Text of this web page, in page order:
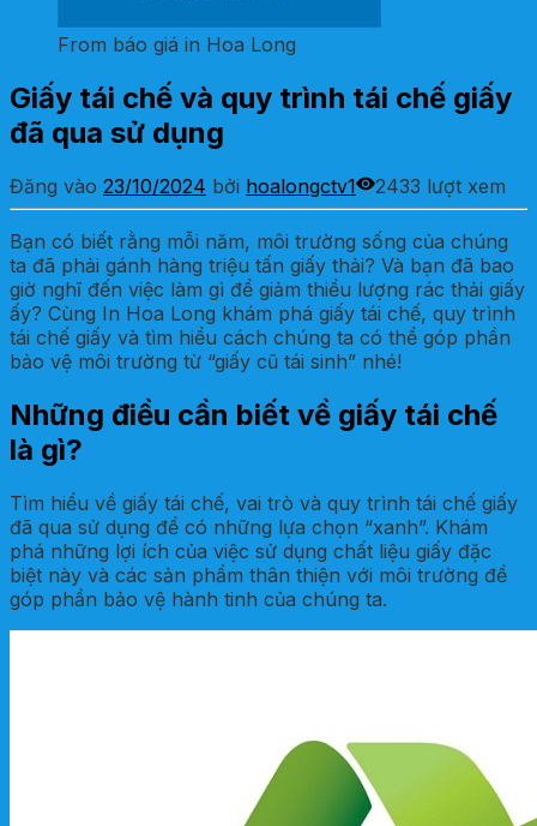
From báo giá in Hoa Long
Giấy tái chế và quy trình tái chế giấy
đã qua sử dụng
Đăng vào 23/10/2024 bởi hoalongctv1 2433 lượt xem
Bạn có biết rằng mỗi năm, môi trường sống của chúng
ta đã phải gánh hàng triệu tấn giấy thải? Và bạn đã bao
giờ nghĩ đến việc làm gì để giảm thiểu lượng rác thải giấy
ấy? Cùng In Hoa Long khám phá giấy tái chế, quy trình
tái chế giấy và tìm hiểu cách chúng ta có thể góp phần
bảo vệ môi trường từ “giấy cũ tái sinh” nhé!
Những điều cần biết về giấy tái chế
là gì?
Tìm hiểu về giấy tái chế, vai trò và quy trình tái chế giấy
đã qua sử dụng để có những lựa chọn “xanh”. Khám
phá những lợi ích của việc sử dụng chất liệu giấy đặc
biệt này và các sản phẩm thân thiện với môi trường để
góp phần bảo vệ hành tinh của chúng ta.